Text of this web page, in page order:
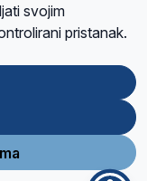
Pravila privatnosti
sustavom
svojim
pristanak.